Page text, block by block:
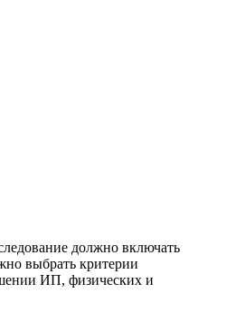
должно включать
выбрать критерии
ИП, физических и